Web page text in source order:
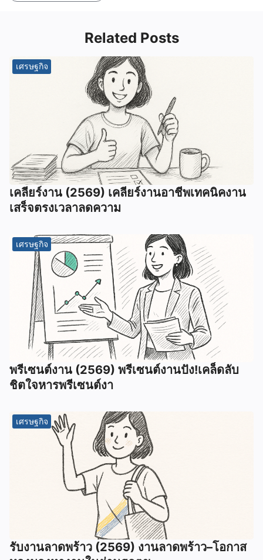
Related Posts
เศรษฐกิจ
เคลียร์งาน (2569) เคลียร์งานอาชีพเทคนิคงาน
เสร็จตรงเวลาลดความ
เศรษฐกิจ
พรีเซนต์งาน (2569) พรีเซนต์งานปัง!เคล็ดลับ
ชิตใจหารพรีเซนต์งา
เศรษฐกิจ
รับงานลาดพร้าว (2569) งานลาดพร้าว–โอกาส